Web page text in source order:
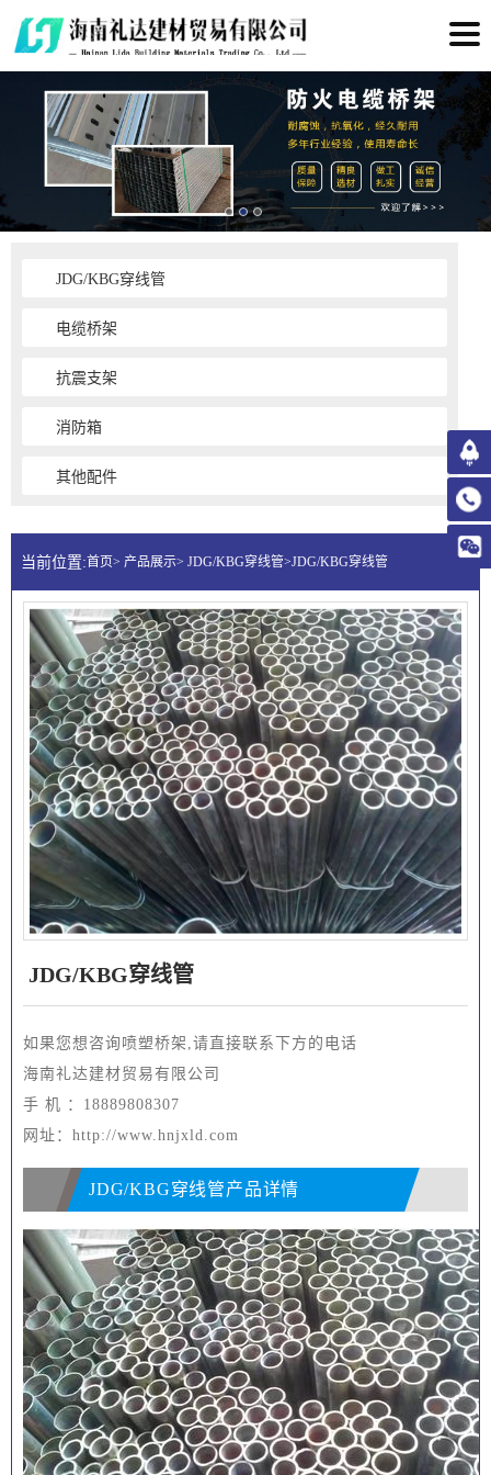
JDG/KBG穿线管
电缆桥架
抗震支架
消防箱
其他配件
当前位置:首页> 产品展示> JDG/KBG穿线管>JDG/KBG穿线管
JDG/KBG穿线管
如果您想咨询喷塑桥架,请直接联系下方的电话
海南礼达建材贸易有限公司
手 机 ：18889808307
网址：http://www.hnjxld.com
JDG/KBG穿线管产品详情